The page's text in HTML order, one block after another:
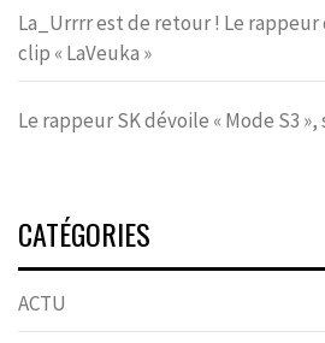
La_Urrrr est de retour ! Le rappeur
clip « LaVeuka »
Le rappeur SK dévoile « Mode S3
CATÉGORIES
ACTU